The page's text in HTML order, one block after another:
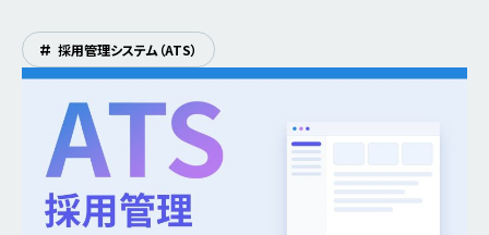
# 採用管理システム（ATS）